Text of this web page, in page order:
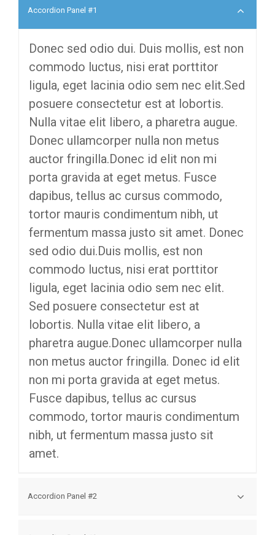
Accordion Panel #1
Donec sed odio dui. Duis mollis, est non
commodo luctus, nisi erat porttitor
ligula, eget lacinia odio sem nec elit.Sed
posuere consectetur est at lobortis.
Nulla vitae elit libero, a pharetra augue.
Donec ullamcorper nulla non metus
auctor fringilla.Donec id elit non mi
porta gravida at eget metus. Fusce
dapibus, tellus ac cursus commodo,
tortor mauris condimentum nibh, ut
fermentum massa justo sit amet. Donec
sed odio dui.Duis mollis, est non
commodo luctus, nisi erat porttitor
ligula, eget lacinia odio sem nec elit.
Sed posuere consectetur est at
lobortis. Nulla vitae elit libero, a
pharetra augue.Donec ullamcorper nulla
non metus auctor fringilla. Donec id elit
non mi porta gravida at eget metus.
Fusce dapibus, tellus ac cursus
commodo, tortor mauris condimentum
nibh, ut fermentum massa justo sit
amet.
Accordion Panel #2